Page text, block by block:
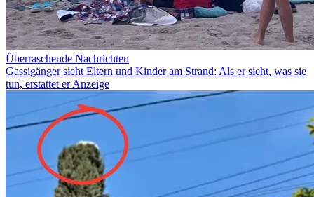
Überraschende Nachrichten
Gassigänger sieht Eltern und Kinder am Strand: Als er sieht, was sie
tun, erstattet er Anzeige